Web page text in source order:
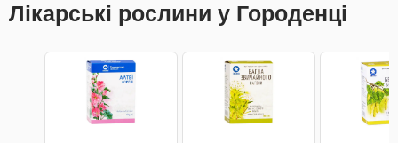
Лікарські рослини у Городенці